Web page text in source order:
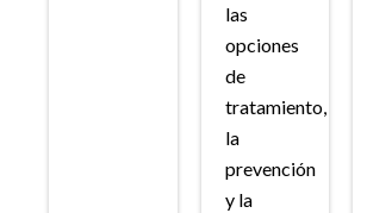
las
opciones
de
tratamiento,
la
prevención
y la